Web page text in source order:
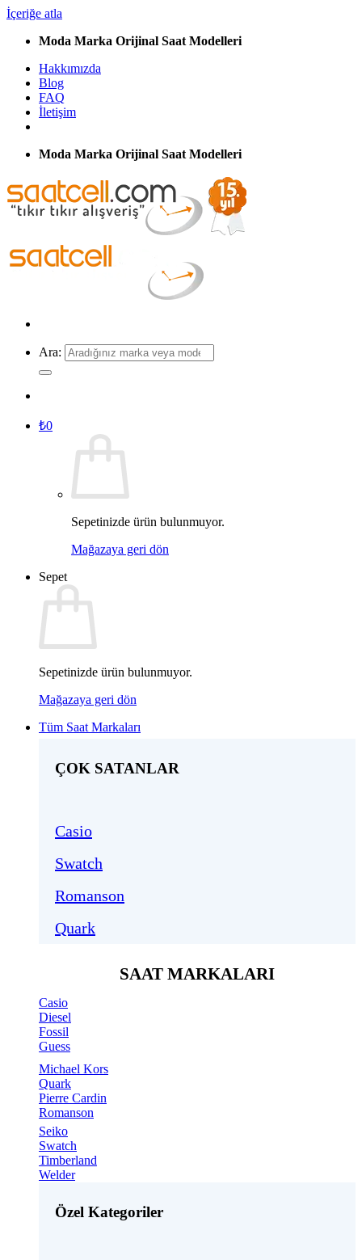
İçeriğe atla
Moda Marka Orijinal Saat Modelleri
Hakkımızda
Blog
FAQ
İletişim
Moda Marka Orijinal Saat Modelleri
Ara:
₺0
Sepetinizde ürün bulunmuyor.
Mağazaya geri dön
Sepet
Sepetinizde ürün bulunmuyor.
Mağazaya geri dön
Tüm Saat Markaları
ÇOK SATANLAR
Casio
Swatch
Romanson
Quark
SAAT MARKALARI
Casio
Diesel
Fossil
Guess
Michael Kors
Quark
Pierre Cardin
Romanson
Seiko
Swatch
Timberland
Welder
Özel Kategoriler